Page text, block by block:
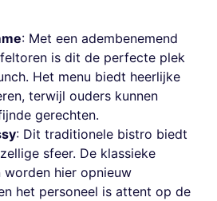
: Met een adembenemend
is dit de perfecte plek
Het menu biedt heerlijke
terwijl ouders kunnen
gerechten.
: Dit traditionele bistro biedt
sfeer. De klassieke
worden hier opnieuw
het personeel is attent op de